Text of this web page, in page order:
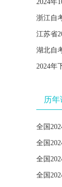
2024年
浙江自
江苏省
2024年
历年
全国
全国
全国